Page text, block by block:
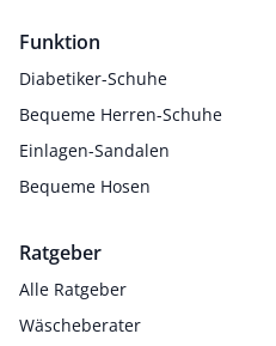
Funktion
Diabetiker-Schuhe
Bequeme Herren-Schuhe
Einlagen-Sandalen
Bequeme Hosen
Ratgeber
Alle Ratgeber
Wäscheberater